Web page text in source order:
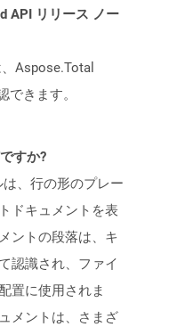
API リリース ノー
Aspose.Total
できます。
すか?
、行の形のプレー
ドキュメントを表
ントの段落は、キ
認識され、ファイ
置に使用されま
メントは、さまざ